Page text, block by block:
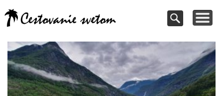
Cestovanie a
dovolenky
svetom
DOVOLENKY Cestujte s nami
VAŠE PRÍSPEVKY Inšpirujte sa
TIPY NA VÝLETY Kde vycestovať
NÁVODY Pomoc pri rezervácii